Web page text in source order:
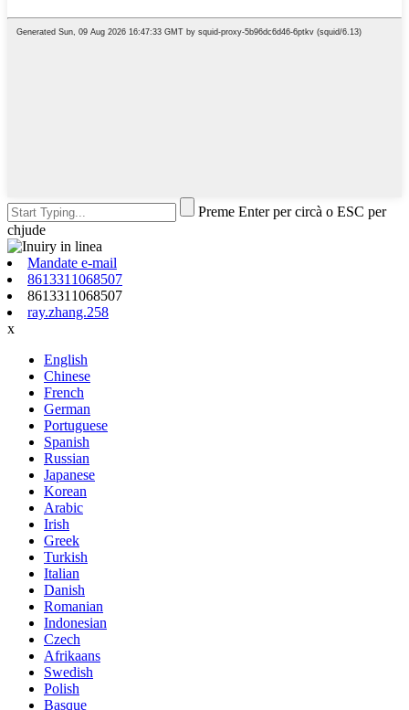
Preme Enter per circà o ESC per
chjude
Mandate e-mail
8613311068507
8613311068507
ray.zhang.258
x
English
Chinese
French
German
Portuguese
Spanish
Russian
Japanese
Korean
Arabic
Irish
Greek
Turkish
Italian
Danish
Romanian
Indonesian
Czech
Afrikaans
Swedish
Polish
Basque